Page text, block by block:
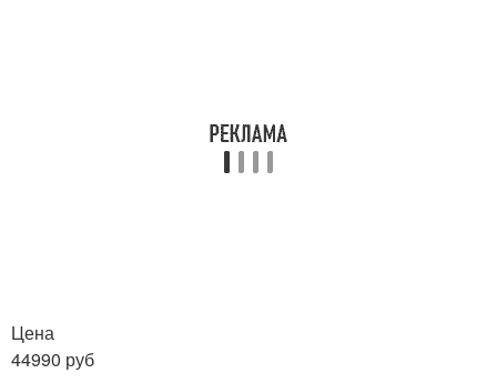
Цена
44990 руб